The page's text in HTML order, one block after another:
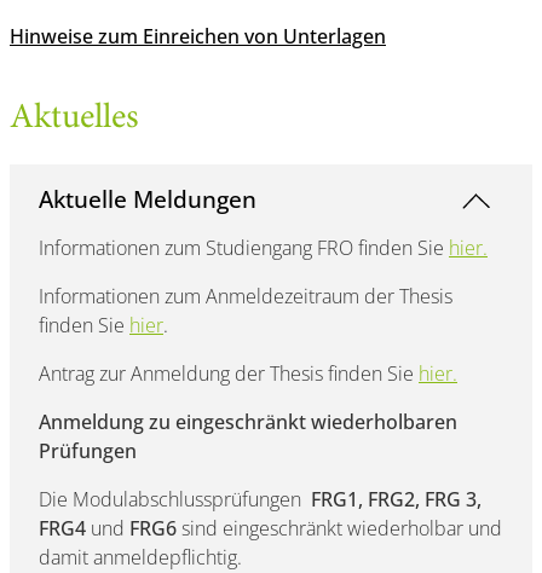
Hinweise zum Einreichen von Unterlagen
Aktuelles
Aktuelle Meldungen
Informationen zum Studiengang FRO finden Sie hier.
Informationen zum Anmeldezeitraum der Thesis
finden Sie hier.
Antrag zur Anmeldung der Thesis finden Sie hier.
Anmeldung zu eingeschränkt wiederholbaren
Prüfungen
Die Modulabschlussprüfungen FRG1, FRG2, FRG 3,
FRG4 und FRG6sind eingeschränkt wiederholbar und
damit anmeldepflichtig.